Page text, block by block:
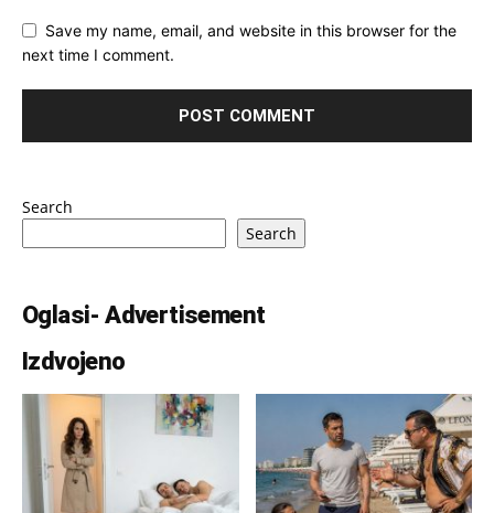
Save my name, email, and website in this browser for the
next time I comment.
Search
Search
Oglasi- Advertisement
Izdvojeno